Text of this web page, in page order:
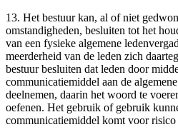
13. Het bestuur kan, al of niet
omstandigheden, besluiten tot het
van een fysieke algemene
meerderheid van de leden zich
bestuur besluiten dat leden door
communicatiemiddel aan de
deelnemen, daarin het woord te
oefenen. Het gebruik of gebruik
communicatiemiddel komt voor